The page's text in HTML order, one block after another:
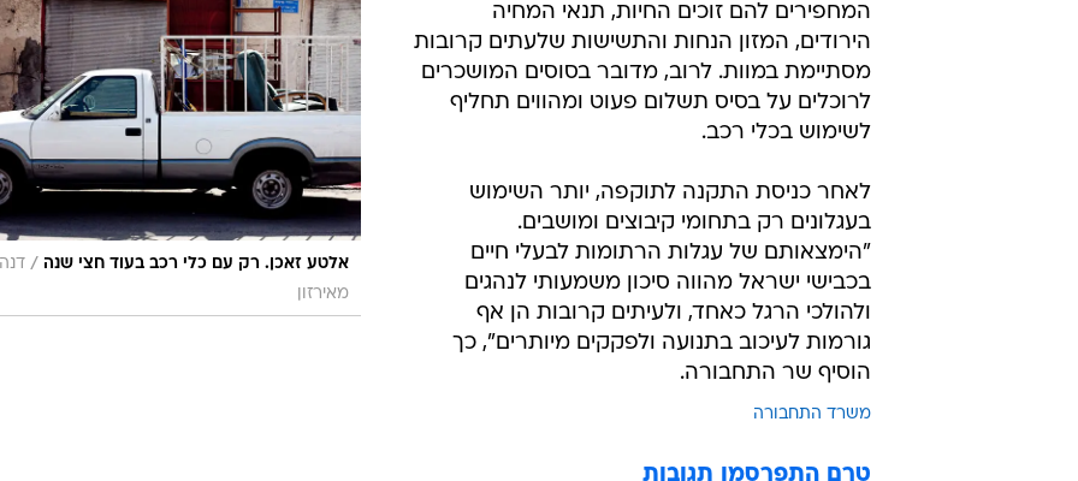
אלטע זאכן. רק עם כלי רכב בעוד חצי שנה / דנה
מאירזון
המחפירים להם זוכים החיות, תנאי המחיה
הירודים, המזון הנחות והתשישות שלעתים קרובות
מסתיימת במוות. לרוב, מדובר בסוסים המושכרים
לרוכלים על בסיס תשלום פעוט ומהווים תחליף
לשימוש בכלי רכב.
לאחר כניסת התקנה לתוקפה, יותר השימוש
בעגלונים רק בתחומי קיבוצים ומושבים.
"הימצאותם של עגלות הרתומות לבעלי חיים
בכבישי ישראל מהווה סיכון משמעותי לנהגים
ולהולכי הרגל כאחד, ולעיתים קרובות הן אף
גורמות לעיכוב בתנועה ולפקקים מיותרים", כך
הוסיף שר התחבורה.
משרד התחבורה
טרם התפרסמו תגובות